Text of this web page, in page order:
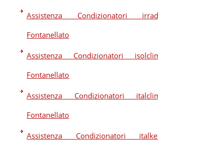
Assistenza Condizionatori irradio
Fontanellato
Assistenza Condizionatori isolclima
Fontanellato
Assistenza Condizionatori italclima
Fontanellato
Assistenza Condizionatori italkero